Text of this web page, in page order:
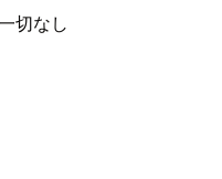
切なし